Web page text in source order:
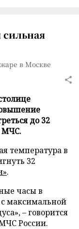
в Москве
до 32
МЧС.
температура в
32
.
часы в
максимальной
– говорится
России.